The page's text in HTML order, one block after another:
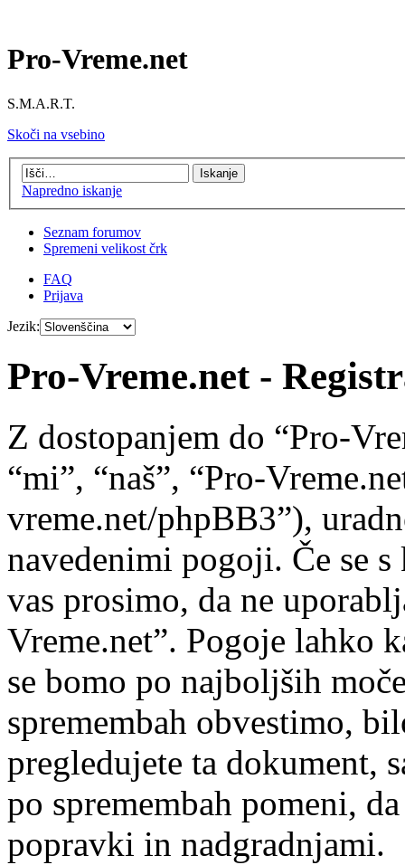
Pro-Vreme.net
S.M.A.R.T.
Skoči na vsebino
Napredno iskanje
Seznam forumov
Spremeni velikost črk
FAQ
Prijava
Jezik:
Pro-Vreme.net -
Z dostopanjem do “Pro-
“mi”, “naš”, “Pro-
vreme.net/phpBB3”),
navedenimi pogoji. Če se
vas prosimo, da ne
Vreme.net”. Pogoje lahko
se bomo po najboljših
spremembah obvestimo,
pregledujete ta dokument,
po spremembah pomeni,
popravki in nadgradnjami.